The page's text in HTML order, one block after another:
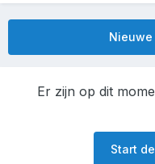
Er zijn op dit
Start